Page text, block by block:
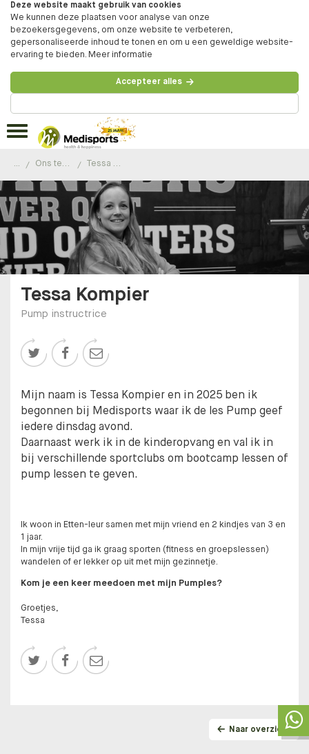
Deze website maakt gebruik van cookies
We kunnen deze plaatsen voor analyse van onze
bezoekersgegevens, om onze website te verbeteren,
gepersonaliseerde inhoud te tonen en om u een geweldige website-
ervaring te bieden. Meer informatie
Accepteer alles
... Ons team Tessa Kompier
Tessa Kompier
Pump instructrice
  
Mijn naam is Tessa Kompier en in 2025 ben ik
begonnen bij Medisports waar ik de les Pump geef
iedere dinsdag avond.
Daarnaast werk ik in de kinderopvang en val ik in
bij verschillende sportclubs om bootcamp lessen of
pump lessen te geven.
Ik woon in Etten-leur samen met mijn vriend en 2 kindjes van 3 en
1 jaar.
In mijn vrije tijd ga ik graag sporten (fitness en groepslessen)
wandelen of er lekker op uit met mijn gezinnetje.
Kom je een keer meedoen met mijn Pumples?
Groetjes,
Tessa
  
Naar overzicht